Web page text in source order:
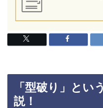
「型破り」とい
説！